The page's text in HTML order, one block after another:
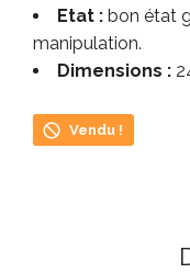
Etat : bon état
manipulation.
Dimensions :
Vendu !